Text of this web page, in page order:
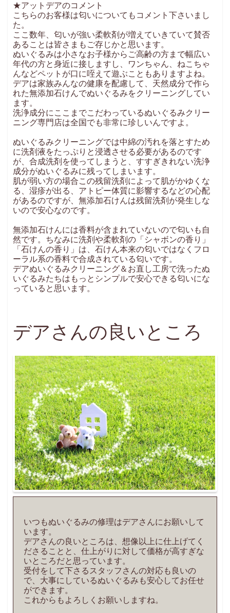
★アットデアのコメント
こちらのお客様は匂いについてもコメント下さいまし
た。
ここ数年、匂いが強い柔軟剤が増えていきていて賛否
あることは皆さまもご存じかと思います。
ぬいぐるみは小さなお子様からご高齢の方まで幅広い
年代の方と身近に接しますし、ワンちゃん、ねこちゃ
んなどペットが口に咥えて遊ぶこともありますよね。
デアは家族みんなの健康を配慮して、天然成分で作ら
れた無添加石けんでぬいぐるみをクリーニングしてい
ます。
洗浄成分にここまでこだわっているぬいぐるみクリー
ニング専門店は全国でも非常に珍しいんですよ。
ぬいぐるみクリーニングでは中綿の汚れを落とすため
に洗剤液をたっぷりと浸透させる必要があるのです
が、合成洗剤を使ってしまうと、すすぎきれない洗浄
成分がぬいぐるみに残ってしまいます。
肌が弱い方の場合この残留洗剤によって肌がかゆくな
る、湿疹が出る、アトピー体質に影響するなどの心配
があるのですが、無添加石けんは残留洗剤が発生しな
いので安心なのです。
無添加石けんには香料が含まれていないので匂いも自
然です。ちなみに洗剤や柔軟剤の「シャボンの香り」
「石けんの香り」は、石けん本来の匂いではなくフロ
ーラル系の香料で合成されている匂いです。
デアぬいぐるみクリーニング＆お直し工房で洗ったぬ
いぐるみたちはもっとシンプルで安心できる匂いにな
っていると思います。
デアさんの良いところ
いつもぬいぐるみの修理はデアさんにお願いして
います。
デアさんの良いところは、想像以上に仕上げてく
ださることと、仕上がりに対して価格が高すぎな
いところだと思っています。
受付をして下さるスタッフさんの対応も良いの
で、大事にしているぬいぐるみも安心してお任せ
ができます。
これからもよろしくお願いしますね。